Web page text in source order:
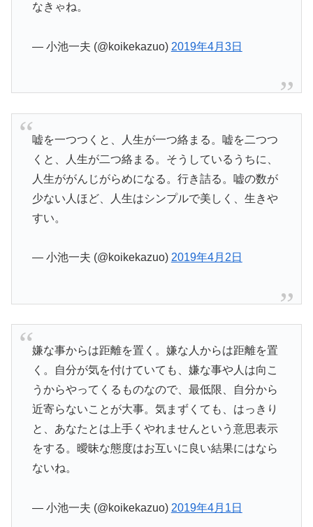
なきゃね。
— 小池一夫 (@koikekazuo) 2019年4月3日
嘘を一つつくと、人生が一つ絡まる。嘘を二つつ
くと、人生が二つ絡まる。そうしているうちに、
人生ががんじがらめになる。行き詰る。嘘の数が
少ない人ほど、人生はシンプルで美しく、生きや
すい。
— 小池一夫 (@koikekazuo) 2019年4月2日
嫌な事からは距離を置く。嫌な人からは距離を置
く。自分が気を付けていても、嫌な事や人は向こ
うからやってくるものなので、最低限、自分から
近寄らないことが大事。気まずくても、はっきり
と、あなたとは上手くやれませんという意思表示
をする。曖昧な態度はお互いに良い結果にはなら
ないね。
— 小池一夫 (@koikekazuo) 2019年4月1日